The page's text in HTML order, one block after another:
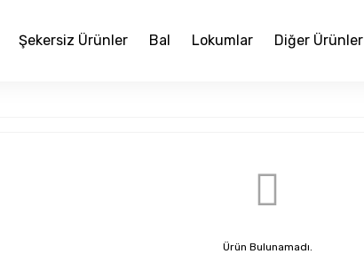
Şekersiz Ürünler Bal Lokumlar Diğer Ürünler
Ürün Bulunamadı.